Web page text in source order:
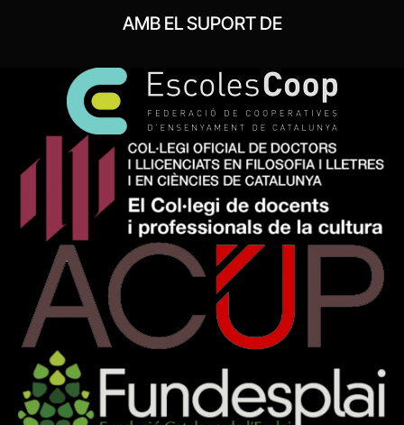
AMB EL SUPORT DE